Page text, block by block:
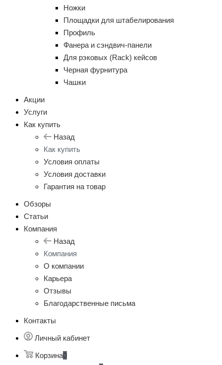
Ножки
Площадки для штабелирования
Профиль
Фанера и сэндвич-панели
Для рэковых (Rack) кейсов
Черная фурнитура
Чашки
Акции
Услуги
Как купить
Назад
Как купить
Условия оплаты
Условия доставки
Гарантия на товар
Обзоры
Статьи
Компания
Назад
Компания
О компании
Карьера
Отзывы
Благодарственные письма
Контакты
Личный кабинет
Корзина0